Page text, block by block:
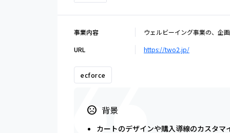
事業内容
ウェルビーイング事業の、企
URL
https://two2.jp/
ecforce
背景
カートのデザインや購入導線のカスタマ